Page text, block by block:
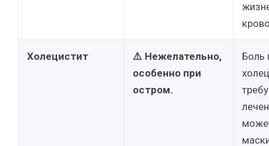
Холецистит
⚠️ Нежелательно,
особенно при
остром.
Боль